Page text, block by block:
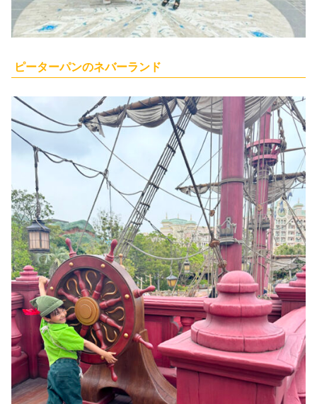
ピーターパンのネバーランド